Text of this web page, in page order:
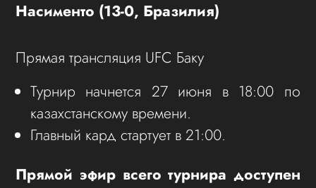
Насименто (13-0, Бразилия)
Прямая трансляция UFC Баку
Турнир начнется 27 июня в 18:00 по
казахстанскому времени.
Главный кард стартует в 21:00.
Прямой эфир всего турнира доступен